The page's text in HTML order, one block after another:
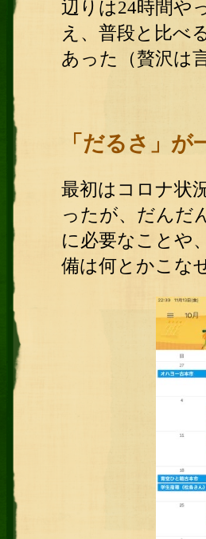
辺りは24時間や
え、普段と比べ
あった（贅沢は
「だるさ」が
最初はコロナ状
ったが、だんだ
に必要なことや
備は何とかこな